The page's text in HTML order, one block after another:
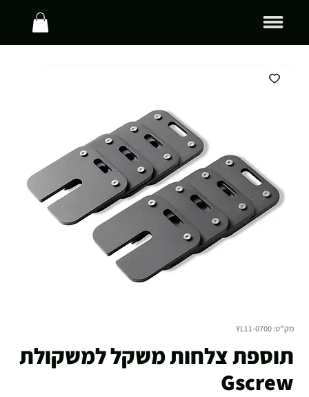
מק"ט: YL11-0700
תוספת צלחות משקל למשקולת
Gscrew